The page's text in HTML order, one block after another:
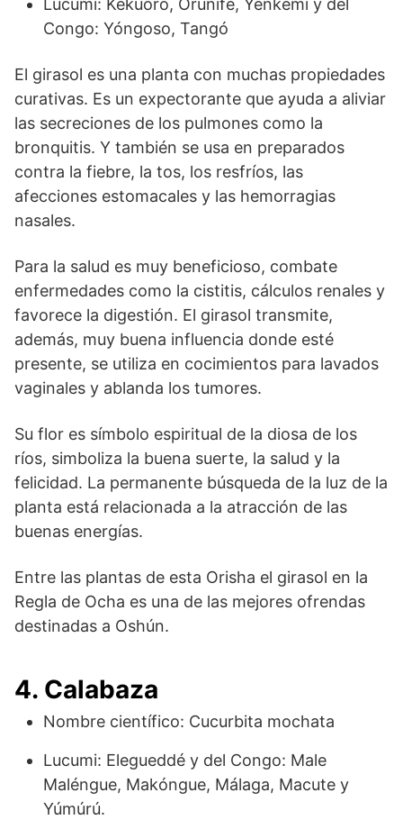
Congo: Yóngoso, Tangó
El girasol es una planta con muchas propiedades
curativas. Es un expectorante que ayuda a aliviar
las secreciones de los pulmones como la
bronquitis. Y también se usa en preparados
contra la fiebre, la tos, los resfríos, las
afecciones estomacales y las hemorragias
nasales.
Para la salud es muy beneficioso, combate
enfermedades como la cistitis, cálculos renales y
favorece la digestión. El girasol transmite,
además, muy buena influencia donde esté
presente, se utiliza en cocimientos para lavados
vaginales y ablanda los tumores.
Su flor es símbolo espiritual de la diosa de los
ríos, simboliza la buena suerte, la salud y la
felicidad. La permanente búsqueda de la luz de la
planta está relacionada a la atracción de las
buenas energías.
Entre las plantas de esta Orisha el girasol en la
Regla de Ocha es una de las mejores ofrendas
destinadas a Oshún.
4. Calabaza
Nombre científico: Cucurbita mochata
Lucumi: Elegueddé y del Congo: Male
Maléngue, Makóngue, Málaga, Macute y
Yúmúrú.